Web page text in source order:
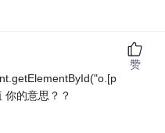
你的意思？？
赞